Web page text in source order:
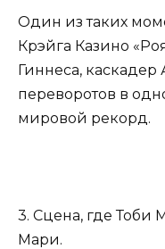
Один из таких
Крэйга Казино
Гиннеса,
переворотов в
мировой рекорд.
3. Сцена, где Тоби
Мари.